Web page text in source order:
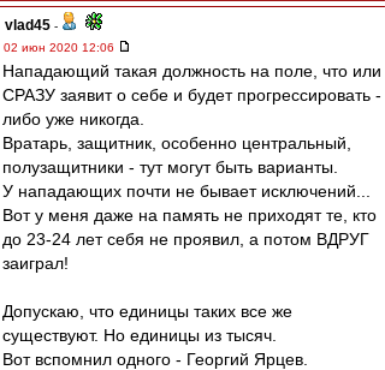
vlad45 -
02 июн 2020 12:06
Нападающий такая должность на поле, что или
СРАЗУ заявит о себе и будет прогрессировать -
либо уже никогда.
Вратарь, защитник, особенно центральный,
полузащитники - тут могут быть варианты.
У нападающих почти не бывает исключений...
Вот у меня даже на память не приходят те, кто
до 23-24 лет себя не проявил, а потом ВДРУГ
заиграл!
Допускаю, что единицы таких все же
существуют. Но единицы из тысяч.
Вот вспомнил одного - Георгий Ярцев.